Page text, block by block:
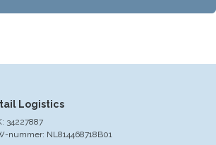
Logistics
34227887
nummer: NL814468718B01